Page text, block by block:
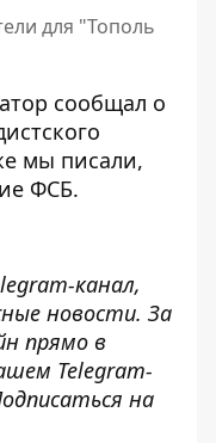
для "Тополь
сообщал о
мы писали,
ФСБ.
канал,
новости. За
прямо в
Telegram-
на